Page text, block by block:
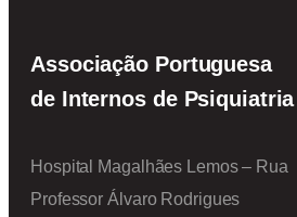
Associação Portuguesa
de Internos de Psiquiatria
Hospital Magalhães Lemos – Rua
Professor Álvaro Rodrigues